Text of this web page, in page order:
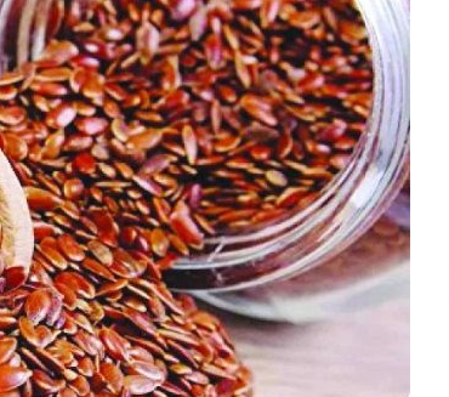
सब्जी की खेती से साढ़े 3 लाख कमाई,
किसान हरिशंकर की सफलता कहानी
05-Aug-2026 11:33 AM